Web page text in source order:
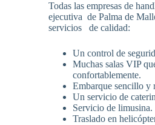
Todas las empresas de
ejecutiva de Palma de
servicios de calidad:
Un control de
Muchas salas VIP
confortablemente.
Embarque sencillo y
Un servicio de
Servicio de limusina.
Traslado en